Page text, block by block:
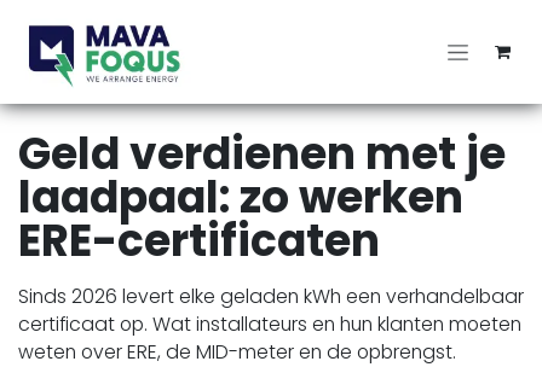
Geld verdienen met je
laadpaal: zo werken
ERE-certificaten
Sinds 2026 levert elke geladen kWh een verhandelbaar
certificaat op. Wat installateurs en hun klanten moeten
weten over ERE, de MID-meter en de opbrengst.